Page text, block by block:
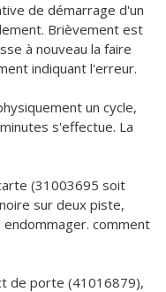
de démarrage d'un
Brièvement est
à nouveau la faire
indiquant l'erreur.
un cycle,
s'effectue. La
(31003695 soit
sur deux piste,
comment
de porte (41016879),